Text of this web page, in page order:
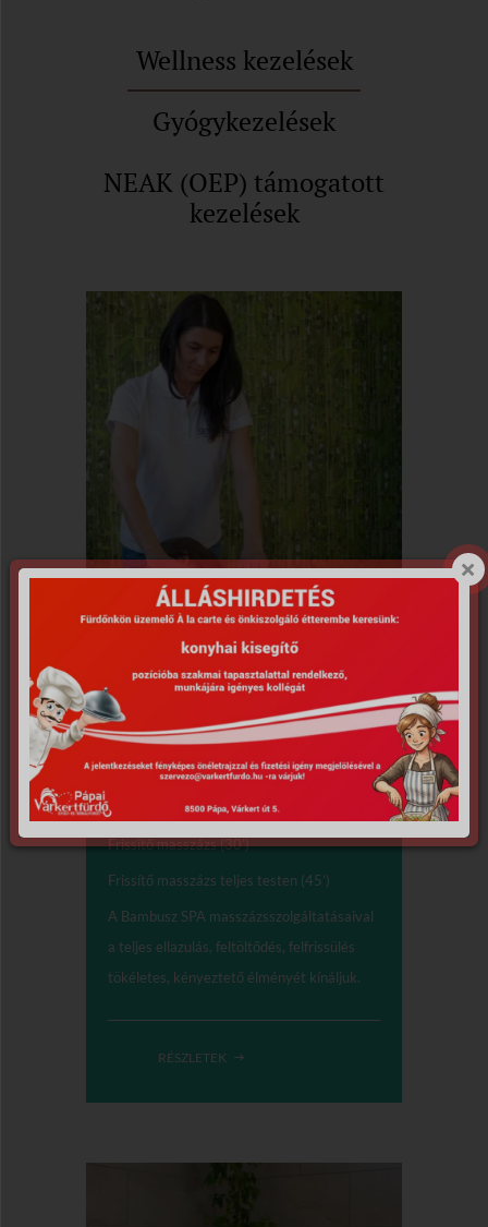
Wellness kezelések
Gyógykezelések
NEAK (OEP) támogatott
kezelések
Masszázsok,
testkezelések
Frissítő masszázs (30’)
Frissítő masszázs teljes testen (45’)
A Bambusz SPA masszázsszolgáltatásaival
a teljes ellazulás, feltöltődés, felfrissülés
tökéletes, kényeztető élményét kínáljuk.
RÉSZLETEK